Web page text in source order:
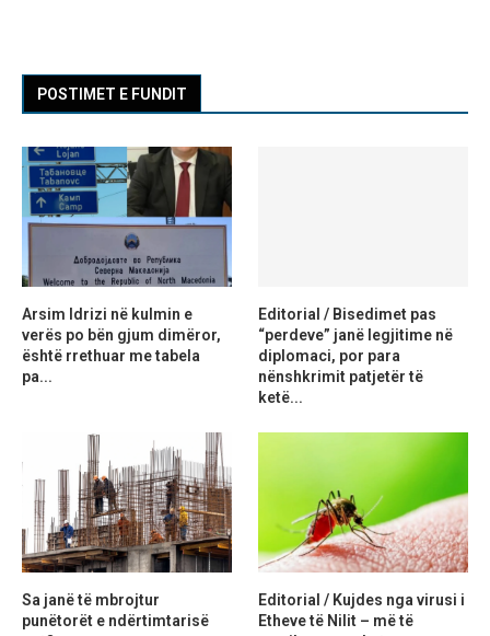
POSTIMET E FUNDIT
Arsim Idrizi në kulmin e
verës po bën gjum dimëror,
është rrethuar me tabela
pa...
Editorial / Bisedimet pas
“perdeve” janë legjitime në
diplomaci, por para
nënshkrimit patjetër të
ketë...
Sa janë të mbrojtur
punëtorët e ndërtimtarisë
Editorial / Kujdes nga virusi i
Etheve të Nilit – më të